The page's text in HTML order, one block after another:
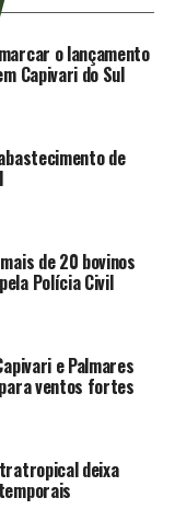
o lançamento
Capivari do Sul
de
de 20 bovinos
Polícia Civil
e Palmares
ventos fortes
deixa